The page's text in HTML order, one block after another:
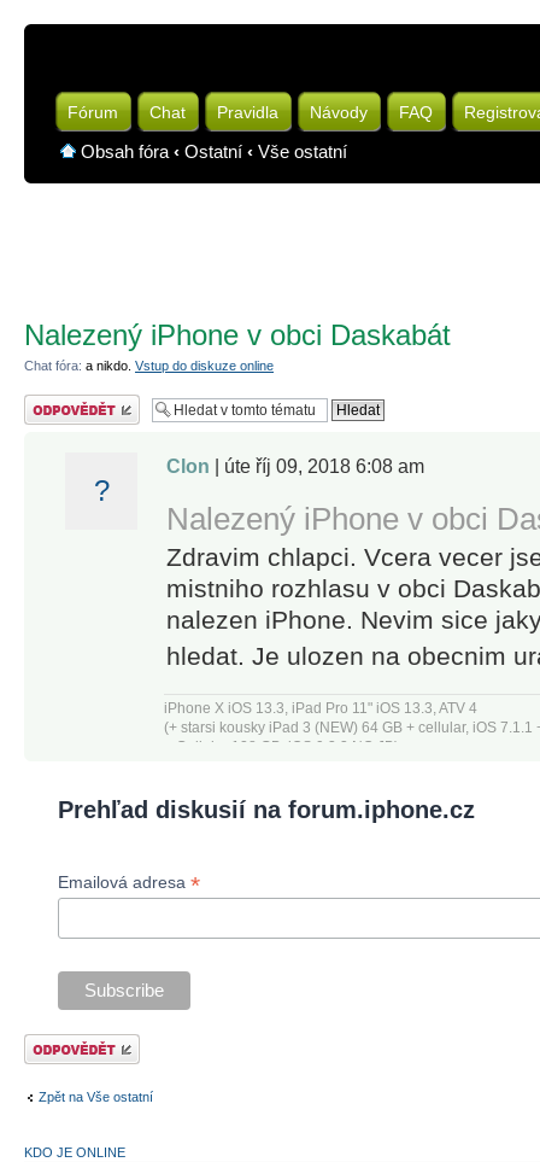
Fórum Chat Pravidla Návody FAQ
Obsah fóra ‹ Ostatní ‹ Vše ostatní
Nalezený iPhone v obci Daskabát
Chat fóra: a nikdo. Vstup do diskuze online
Odeslat odpověď
?
Clon | úte říj 09, 2018 6:08 am
Nalezený iPhone v obci
Zdravim chlapci. Vcera vecer
mistniho rozhlasu v obci
nalezen iPhone. Nevim sice
hledat. Je ulozen na obecnim
iPhone X iOS 13.3, iPad Pro 11" iOS 13.3, ATV 4
(+ starsi kousky iPad 3 (NEW) 64 GB + cellular, iOS
+ Cellular 128 GB, iOS 9.3.3 NO JB)
Prehľad diskusií na forum.iphone.cz
Emailová adresa*
Odeslat odpověď
Zpět na Vše ostatní
KDO JE ONLINE